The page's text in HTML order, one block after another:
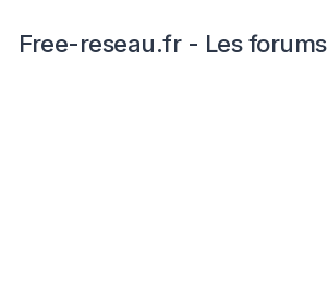
Free-reseau.fr - Les forums